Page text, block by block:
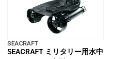
SEACRAFT
SEACRAFT ミリタリー用水中